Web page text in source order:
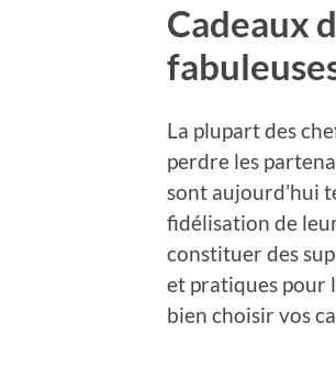
Cadeaux
La plupart des
perdre les
sont aujourd’hui
fidélisation de
constituer des
et pratiques pour
bien choisir vos